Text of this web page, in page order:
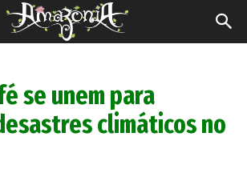
se unem para
climáticos no